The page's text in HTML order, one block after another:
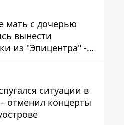
мать с дочерью
вынести
из "Эпицентра" -
приговор
ситуации в
отменил концерты